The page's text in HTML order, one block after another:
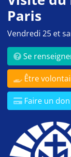
Paris
Vendredi 25 et
Se
Être
Faire un don